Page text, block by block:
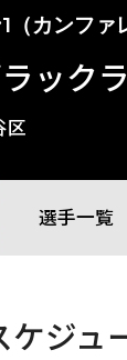
（カンファ
ック
区
選手一覧
ケジュ